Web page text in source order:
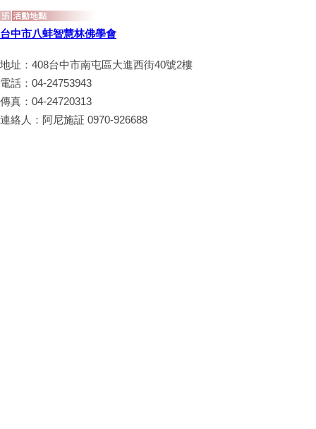
台中市八蚌智慧林佛學會
地址：408台中市南屯區大進西街40號2樓
電話：04-24753943
傳真：04-24720313
連絡人：阿尼施証 0970-926688